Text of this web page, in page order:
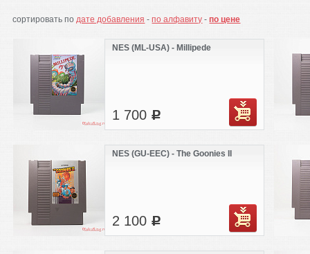
сортировать подате добавления -по алфавиту -по цене
NES (ML-USA) - Millipede
1 700 c
NES (GU-EEC) - The Goonies II
2 100 c